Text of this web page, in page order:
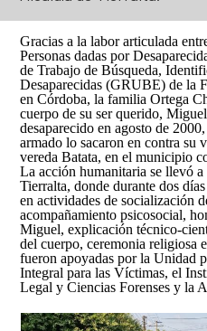
Así avanzamos
Mapa de personas
búsqueda
Generación de
Gracias a la labor articulada
Personas dadas por
de Trabajo de Búsqueda,
Desaparecidas (GRUBE) de la
en Córdoba, la familia Ortega
cuerpo de su ser querido,
desaparecido en agosto de
armado lo sacaron en contra su
vereda Batata, en el municipio
La acción humanitaria se llevó
Tierralta, donde durante dos
en actividades de socialización
acompañamiento psicosocial,
Miguel, explicación técnico-
del cuerpo, ceremonia religiosa
fueron apoyadas por la Unidad
Integral para las Víctimas, el
Legal y Ciencias Forenses y la